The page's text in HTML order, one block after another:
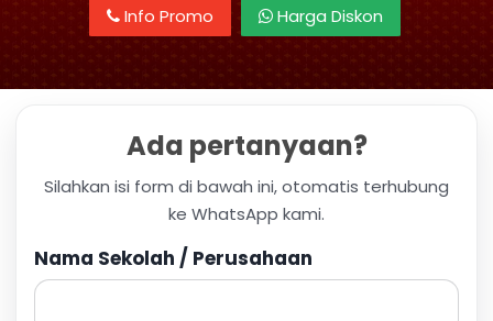
Info Promo Harga Diskon
Ada pertanyaan?
Silahkan isi form di bawah ini, otomatis terhubung
ke WhatsApp kami.
Nama Sekolah / Perusahaan